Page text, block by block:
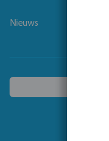
Nieuws